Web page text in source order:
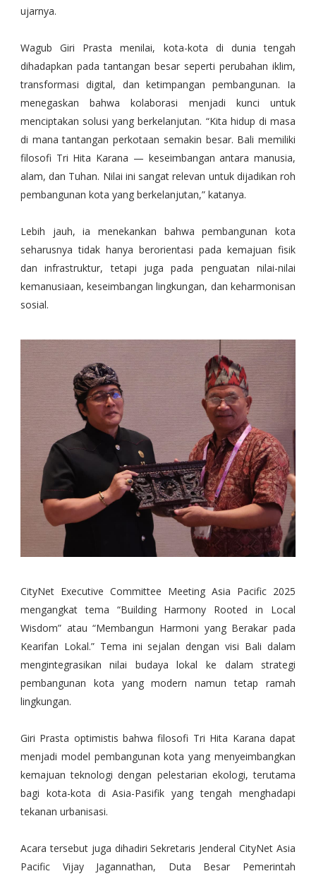
ujarnya.
Wagub Giri Prasta menilai, kota-kota di dunia tengah
dihadapkan pada tantangan besar seperti perubahan iklim,
transformasi digital, dan ketimpangan pembangunan. Ia
menegaskan bahwa kolaborasi menjadi kunci untuk
menciptakan solusi yang berkelanjutan. “Kita hidup di masa
di mana tantangan perkotaan semakin besar. Bali memiliki
filosofi Tri Hita Karana — keseimbangan antara manusia,
alam, dan Tuhan. Nilai ini sangat relevan untuk dijadikan roh
pembangunan kota yang berkelanjutan,” katanya.
Lebih jauh, ia menekankan bahwa pembangunan kota
seharusnya tidak hanya berorientasi pada kemajuan fisik
dan infrastruktur, tetapi juga pada penguatan nilai-nilai
kemanusiaan, keseimbangan lingkungan, dan keharmonisan
sosial.
CityNet Executive Committee Meeting Asia Pacific 2025
mengangkat tema “Building Harmony Rooted in Local
Wisdom” atau “Membangun Harmoni yang Berakar pada
Kearifan Lokal.” Tema ini sejalan dengan visi Bali dalam
mengintegrasikan nilai budaya lokal ke dalam strategi
pembangunan kota yang modern namun tetap ramah
lingkungan.
Giri Prasta optimistis bahwa filosofi Tri Hita Karana dapat
menjadi model pembangunan kota yang menyeimbangkan
kemajuan teknologi dengan pelestarian ekologi, terutama
bagi kota-kota di Asia-Pasifik yang tengah menghadapi
tekanan urbanisasi.
Acara tersebut juga dihadiri Sekretaris Jenderal CityNet Asia
Pacific Vijay Jagannathan, Duta Besar Pemerintah